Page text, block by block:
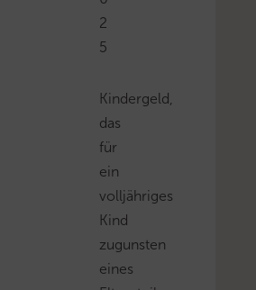
2
5
Kindergeld,
das
für
ein
volljähriges
Kind
zugunsten
eines